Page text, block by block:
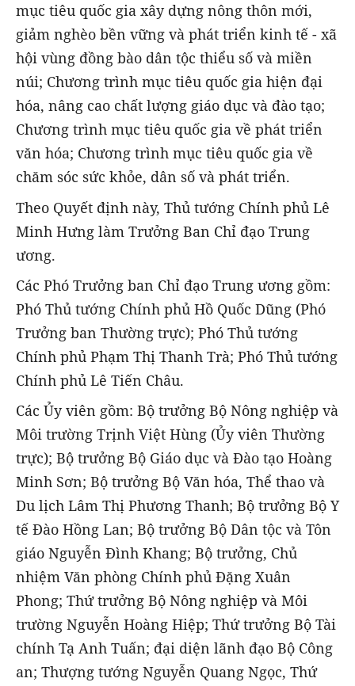
mục tiêu quốc gia xây dựng nông thôn mới,
giảm nghèo bền vững và phát triển kinh tế - xã
hội vùng đồng bào dân tộc thiểu số và miền
núi; Chương trình mục tiêu quốc gia hiện đại
hóa, nâng cao chất lượng giáo dục và đào tạo;
Chương trình mục tiêu quốc gia về phát triển
văn hóa; Chương trình mục tiêu quốc gia về
chăm sóc sức khỏe, dân số và phát triển.
Theo Quyết định này, Thủ tướng Chính phủ Lê
Minh Hưng làm Trưởng Ban Chỉ đạo Trung
ương.
Các Phó Trưởng ban Chỉ đạo Trung ương gồm:
Phó Thủ tướng Chính phủ Hồ Quốc Dũng (Phó
Trưởng ban Thường trực); Phó Thủ tướng
Chính phủ Phạm Thị Thanh Trà; Phó Thủ tướng
Chính phủ Lê Tiến Châu.
Các Ủy viên gồm: Bộ trưởng Bộ Nông nghiệp và
Môi trường Trịnh Việt Hùng (Ủy viên Thường
trực); Bộ trưởng Bộ Giáo dục và Đào tạo Hoàng
Minh Sơn; Bộ trưởng Bộ Văn hóa, Thể thao và
Du lịch Lâm Thị Phương Thanh; Bộ trưởng Bộ Y
tế Đào Hồng Lan; Bộ trưởng Bộ Dân tộc và Tôn
giáo Nguyễn Đình Khang; Bộ trưởng, Chủ
nhiệm Văn phòng Chính phủ Đặng Xuân
Phong; Thứ trưởng Bộ Nông nghiệp và Môi
trường Nguyễn Hoàng Hiệp; Thứ trưởng Bộ Tài
chính Tạ Anh Tuấn; đại diện lãnh đạo Bộ Công
an; Thượng tướng Nguyễn Quang Ngọc, Thứ